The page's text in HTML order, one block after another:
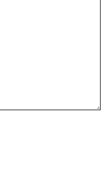
تستخدم في